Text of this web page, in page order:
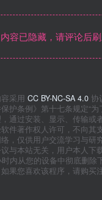
容已隐藏，请评论后
采用 CC BY-NC-SA 4.0 协
护条例》第十七条规定“
通过安装、显示、传输或
件著作权人许可，不向其
，仅供用户交流学习与研
与本站无关，用户本人下
内从您的设备中彻底删除
果您喜欢该程序，请购买